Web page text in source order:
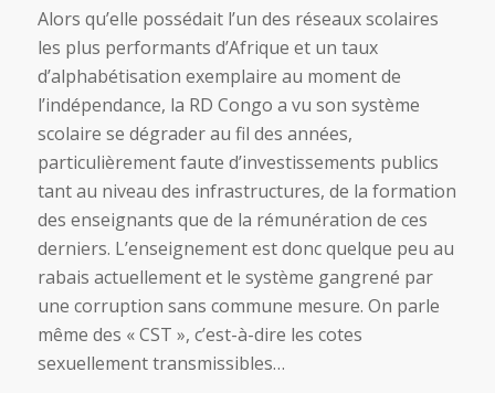
Alors qu’elle possédait l’un des réseaux scolaires
les plus performants d’Afrique et un taux
d’alphabétisation exemplaire au moment de
l’indépendance, la RD Congo a vu son système
scolaire se dégrader au fil des années,
particulièrement faute d’investissements publics
tant au niveau des infrastructures, de la formation
des enseignants que de la rémunération de ces
derniers. L’enseignement est donc quelque peu au
rabais actuellement et le système gangrené par
une corruption sans commune mesure. On parle
même des « CST », c’est-à-dire les cotes
sexuellement transmissibles…